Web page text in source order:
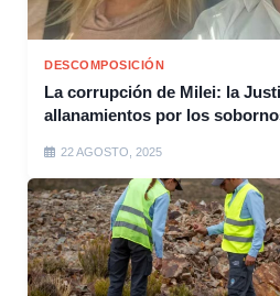
DESCOMPOSICIÓN
La corrupción de Milei: la
allanamientos por los
22 AGOSTO, 2025